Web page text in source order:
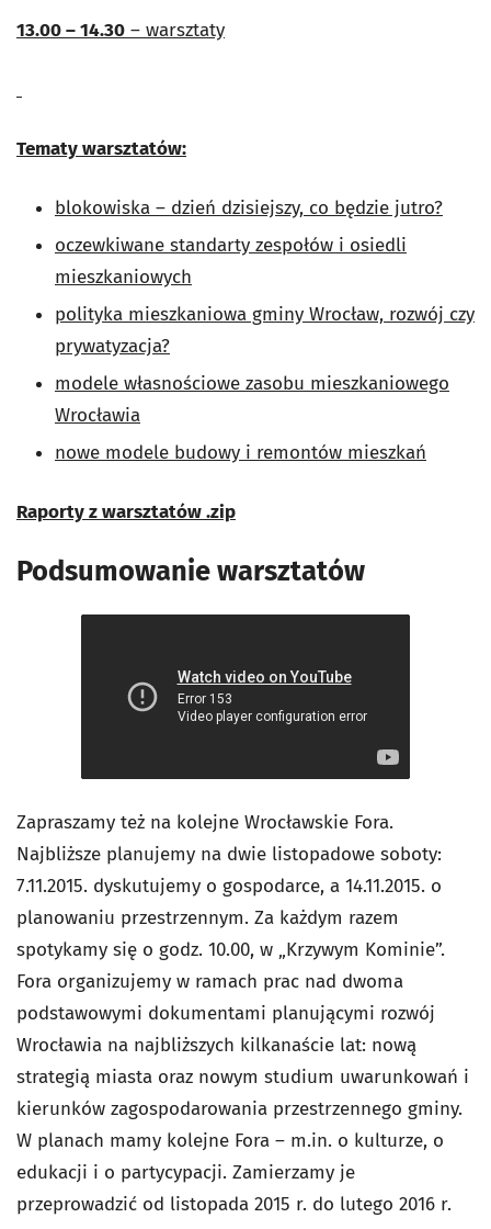
13.00 – 14.30 – warsztaty
Tematy warsztatów:
blokowiska – dzień dzisiejszy, co będzie jutro?
oczewkiwane standarty zespołów i osiedli
mieszkaniowych
polityka mieszkaniowa gminy Wrocław, rozwój czy
prywatyzacja?
modele własnościowe zasobu mieszkaniowego
Wrocławia
nowe modele budowy i remontów mieszkań
Raporty z warsztatów.zip
Podsumowanie warsztatów
Zapraszamy też na kolejne Wrocławskie Fora.
Najbliższe planujemy na dwie listopadowe soboty:
7.11.2015. dyskutujemy o gospodarce, a 14.11.2015. o
planowaniu przestrzennym. Za każdym razem
spotykamy się o godz. 10.00, w „Krzywym Kominie”.
Fora organizujemy w ramach prac nad dwoma
podstawowymi dokumentami planującymi rozwój
Wrocławia na najbliższych kilkanaście lat: nową
strategią miasta oraz nowym studium uwarunkowań i
kierunków zagospodarowania przestrzennego gminy.
W planach mamy kolejne Fora – m.in. o kulturze, o
edukacji i o partycypacji. Zamierzamy je
przeprowadzić od listopada 2015 r. do lutego 2016 r.